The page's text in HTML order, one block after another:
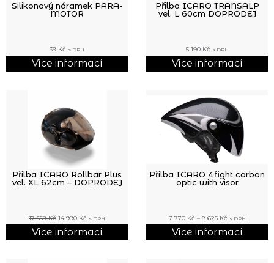
Silikonový náramek PARA-
MOTOR
39 Kč s DPH
Více informací
Přilba ICARO TRANSALP
vel. L 60cm DOPRODEJ
5 190 Kč s DPH
Více informací
Přilba ICARO Rollbar Plus
vel. XL 62cm – DOPRODEJ
17 559Kč 14 990 Kč s DPH
Více informací
Přilba ICARO 4fight carbon
optic with visor
7 770 Kč – 8 625 Kč s DPH
Více informací